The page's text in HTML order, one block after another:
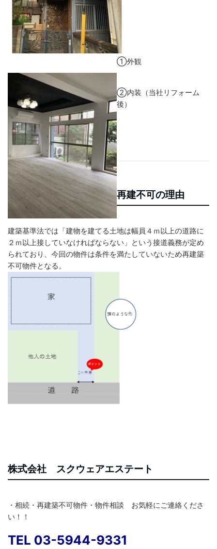
①外観
②内装（当社リフォーム
後）
再建不可の理由
建築基準法では「建物を建てる土地は幅員４ｍ以上の道路に
２ｍ以上接していなければならない」という接道義務が定め
られており、今回の物件は条件を満たしていないため再建築
不可物件となる。
株式会社 スクウェアエステート
・相続・再建築不可物件・物件相談 お気軽にご連絡くださ
い！！
TEL 03-5944-9331